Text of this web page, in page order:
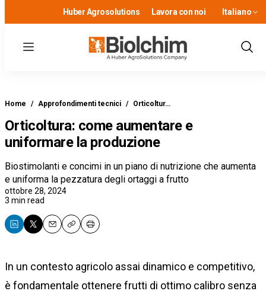
Huber Agrosolutions Lavora con noi Italiano
Menu
Show
Home / Approfondimenti tecnici / Orticoltur…
Orticoltura: come aumentare e
uniformare la produzione
Biostimolanti e concimi in un piano di nutrizione che aumenta
e uniforma la pezzatura degli ortaggi a frutto
ottobre 28, 2024
3 min read
EmailCopyPrint
In un contesto agricolo assai dinamico e competitivo,
è fondamentale ottenere frutti di ottimo calibro senza